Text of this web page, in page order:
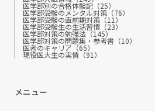
医学部別の合格体験記（25）
医学部受験のメンタル対策（76）
医学部受験の直前期対策（11）
医学部受験生の生活習慣（23）
医学部対策の勉強法（145）
医学部対策の問題集・参考書（10）
医者のキャリア（65）
現役医大生の実情（91）
メニュー